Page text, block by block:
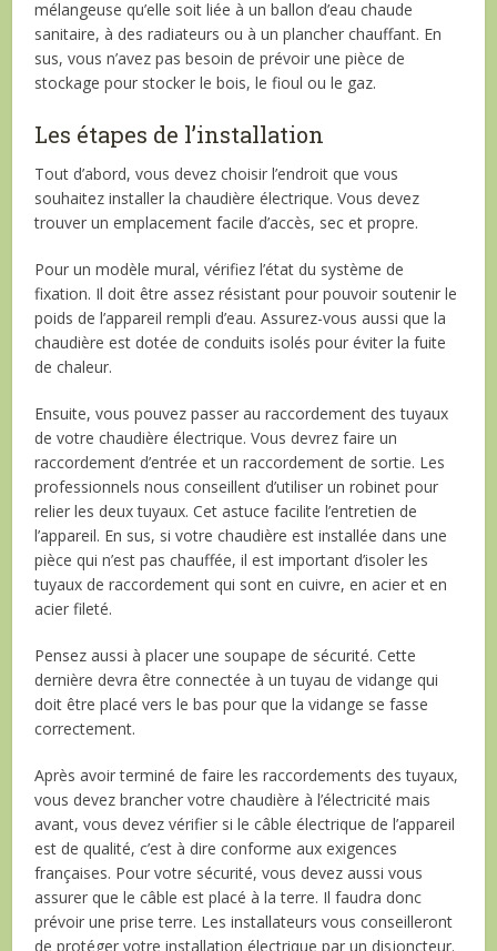
mélangeuse qu’elle soit liée à un ballon d’eau chaude
sanitaire, à des radiateurs ou à un plancher chauffant. En
sus, vous n’avez pas besoin de prévoir une pièce de
stockage pour stocker le bois, le fioul ou le gaz.
Les étapes de l’installation
Tout d’abord, vous devez choisir l’endroit que vous
souhaitez installer la chaudière électrique. Vous devez
trouver un emplacement facile d’accès, sec et propre.
Pour un modèle mural, vérifiez l’état du système de
fixation. Il doit être assez résistant pour pouvoir soutenir le
poids de l’appareil rempli d’eau. Assurez-vous aussi que la
chaudière est dotée de conduits isolés pour éviter la fuite
de chaleur.
Ensuite, vous pouvez passer au raccordement des tuyaux
de votre chaudière électrique. Vous devrez faire un
raccordement d’entrée et un raccordement de sortie. Les
professionnels nous conseillent d’utiliser un robinet pour
relier les deux tuyaux. Cet astuce facilite l’entretien de
l’appareil. En sus, si votre chaudière est installée dans une
pièce qui n’est pas chauffée, il est important d’isoler les
tuyaux de raccordement qui sont en cuivre, en acier et en
acier fileté.
Pensez aussi à placer une soupape de sécurité. Cette
dernière devra être connectée à un tuyau de vidange qui
doit être placé vers le bas pour que la vidange se fasse
correctement.
Après avoir terminé de faire les raccordements des tuyaux,
vous devez brancher votre chaudière à l’électricité mais
avant, vous devez vérifier si le câble électrique de l’appareil
est de qualité, c’est à dire conforme aux exigences
françaises. Pour votre sécurité, vous devez aussi vous
assurer que le câble est placé à la terre. Il faudra donc
prévoir une prise terre. Les installateurs vous conseilleront
de protéger votre installation électrique par un disjoncteur.